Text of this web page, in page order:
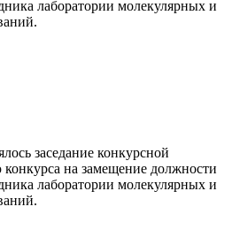
лаборатории молекулярных и
заседание конкурсной
на замещение должности
лаборатории молекулярных и